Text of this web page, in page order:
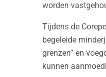
worden
Tijdens de
begeleide
grenzen” en
kunnen